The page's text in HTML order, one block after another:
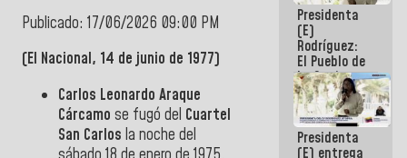
Publicado: 17/06/2026 09:00 PM
(El Nacional, 14 de junio de 1977)
Carlos Leonardo Araque
Cárcamo se fugó del Cuartel
San Carlos la noche del
Mamo en La
Guaira
Presidenta
(E)
Rodríguez:
El Pueblo de
La Guaira
siempre
estará
acompañada
por el
Presidenta
(E) entrega